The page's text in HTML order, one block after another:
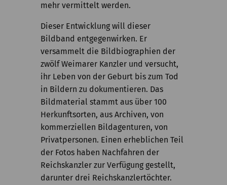
mehr vermittelt werden.
Dieser Entwicklung will dieser
Bildband entgegenwirken. Er
versammelt die Bildbiographien der
zwölf Weimarer Kanzler und versucht,
ihr Leben von der Geburt bis zum Tod
in Bildern zu dokumentieren. Das
Bildmaterial stammt aus über 100
Herkunftsorten, aus Archiven, von
kommerziellen Bildagenturen, von
Privatpersonen. Einen erheblichen Teil
der Fotos haben Nachfahren der
Reichskanzler zur Verfügung gestellt,
darunter drei Reichskanzlertöchter.